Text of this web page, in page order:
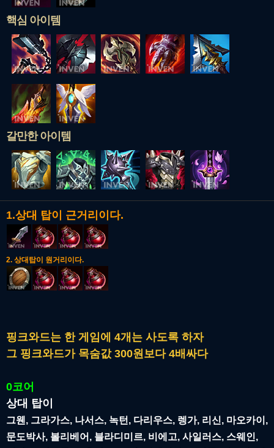
핵심 아이템
갈만한 아이템
1.상대 탑이 근거리이다.
2. 상대탑이 원거리이다.
핑크와드는 한 게임에 4개는 사도록 하자
그 핑크와드가 목숨값 300원보다 4배싸다
0코어
상대 탑이
그웬, 그라가스, 나서스, 녹턴, 다리우스, 렝가, 리신, 마오카이,
문도박사, 볼리베어, 블라디미르, 비에고, 사일러스, 스웨인,